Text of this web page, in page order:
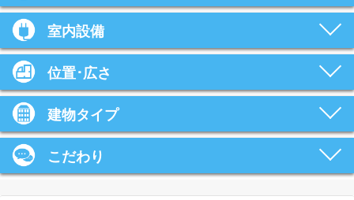
室内設備
位置･広さ
建物タイプ
こだわり